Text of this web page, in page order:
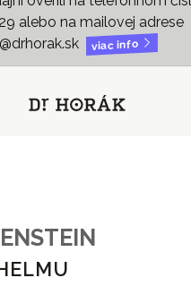
alebo na mailovej adrese
viac info